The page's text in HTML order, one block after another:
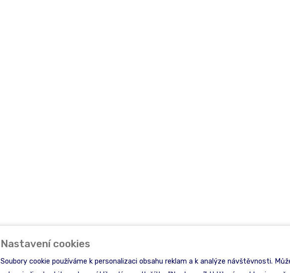
Nastavení cookies
Soubory cookie používáme k personalizaci obsahu reklam a k analýze návštěvnosti.